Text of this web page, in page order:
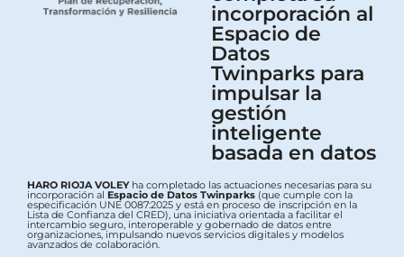
incorporación al
Espacio de
Datos
Twinparks para
impulsar la
gestión
inteligente
basada en datos
HARO RIOJA VOLEYha completado las actuaciones necesarias para su
incorporación al Espacio de Datos Twinparks (que cumple con la
especificación UNE 0087:2025 y está en proceso de inscripción en la
Lista de Confianza del CRED), una iniciativa orientada a facilitar el
intercambio seguro, interoperable y gobernado de datos entre
organizaciones, impulsando nuevos servicios digitales y modelos
avanzados de colaboración.